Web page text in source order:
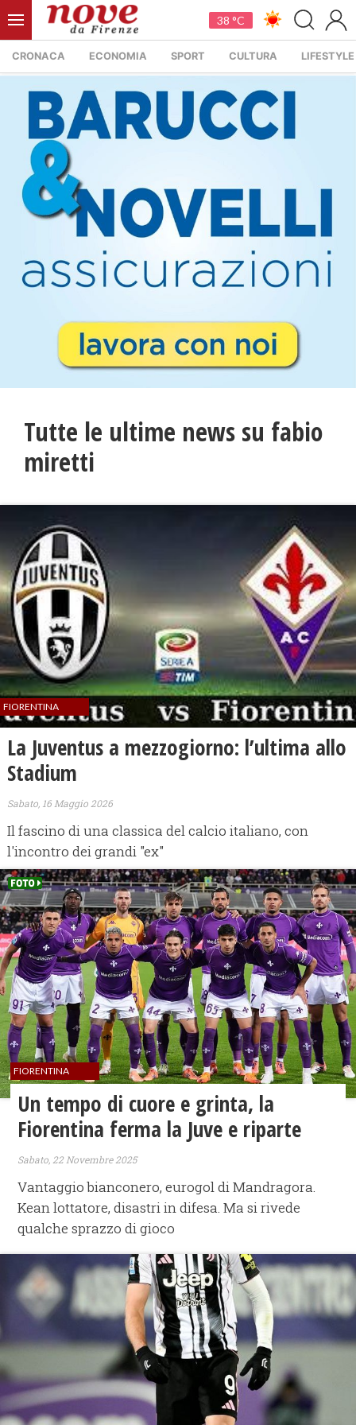
38 °C
CRONACA ECONOMIA SPORT CULTURA LIFESTYLE
Tutte le ultime news su fabio
miretti
FIORENTINA
​La Juventus a mezzogiorno: l’ultima allo
Stadium
Sabato, 16 Maggio 2026
Il fascino di una classica del calcio italiano, con
l'incontro dei grandi "ex"
FIORENTINA
Un tempo di cuore e grinta, la
Fiorentina ferma la Juve e riparte
Sabato, 22 Novembre 2025
Vantaggio bianconero, eurogol di Mandragora.
Kean lottatore, disastri in difesa. Ma si rivede
qualche sprazzo di gioco